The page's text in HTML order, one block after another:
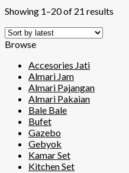
Showing 1–20 of 21 results
Browse
Accesories Jati
Almari Jam
Almari Pajangan
Almari Pakaian
Bale Bale
Bufet
Gazebo
Gebyok
Kamar Set
Kitchen Set